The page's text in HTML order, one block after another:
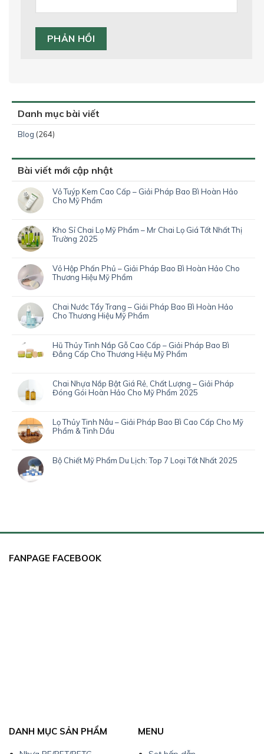
Danh mục bài viết
Blog (264)
Bài viết mới cập nhật
Vỏ Tuýp Kem Cao Cấp – Giải Pháp Bao Bì Hoàn Hảo
Cho Mỹ Phẩm
Kho Sỉ Chai Lọ Mỹ Phẩm – Mr Chai Lọ Giá Tốt Nhất Thị
Trường 2025
Vỏ Hộp Phấn Phủ – Giải Pháp Bao Bì Hoàn Hảo Cho
Thương Hiệu Mỹ Phẩm
Chai Nước Tẩy Trang – Giải Pháp Bao Bì Hoàn Hảo
Cho Thương Hiệu Mỹ Phẩm
Hũ Thủy Tinh Nắp Gỗ Cao Cấp – Giải Pháp Bao Bì
Đẳng Cấp Cho Thương Hiệu Mỹ Phẩm
Chai Nhựa Nắp Bật Giá Rẻ, Chất Lượng – Giải Pháp
Đóng Gói Hoàn Hảo Cho Mỹ Phẩm 2025
Lọ Thủy Tinh Nâu – Giải Pháp Bao Bì Cao Cấp Cho Mỹ
Phẩm & Tinh Dầu
Bộ Chiết Mỹ Phẩm Du Lịch: Top 7 Loại Tốt Nhất 2025
FANPAGE FACEBOOK
DANH MỤC SẢN PHẨM MENU